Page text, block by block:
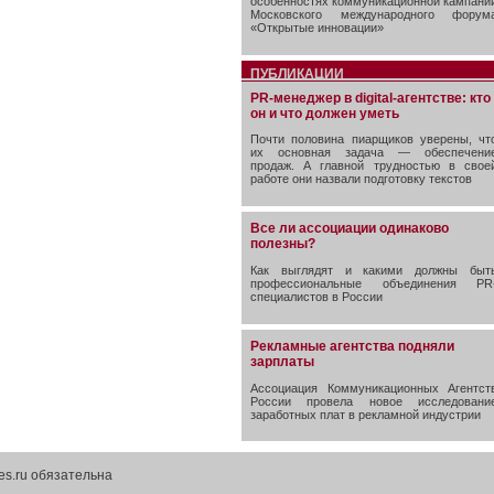
Московского международного
«Открытые инновации»
ПУБЛИКАЦИИ
PR-менеджер в digital-агентстве: кто
он и что должен уметь
Почти половина пиарщиков уверены,
их основная задача —
продаж. А главной трудностью в
работе они назвали подготовку текстов
Все ли ассоциации одинаково
полезны?
Как выглядят и какими должны
профессиональные объединения
специалистов в России
Рекламные агентства подняли
зарплаты
Ассоциация Коммуникационных
России провела новое
заработных плат в рекламной индустрии
обязательна